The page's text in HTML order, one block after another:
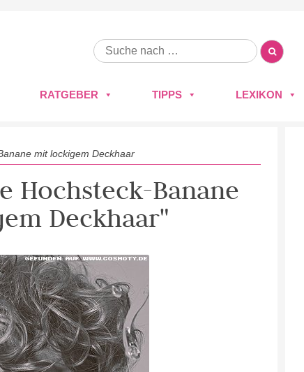
RATGEBER TIPPS LEXIKON
mit lockigem Deckhaar
Hochsteck-Banane
Deckhaar"